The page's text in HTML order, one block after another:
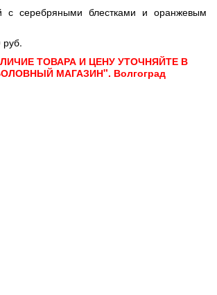
с серебряными блестками и оранжевым
руб.
ТОВАРА И ЦЕНУ УТОЧНЯЙТЕ В
МАГАЗИН". Волгоград